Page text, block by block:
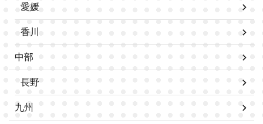
愛媛
香川
中部
長野
九州